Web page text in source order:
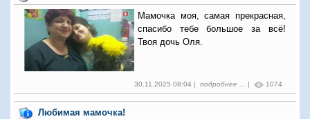
Мамочка моя, самая прекрасная,
спасибо тебе большое за всё!
Твоя дочь Оля.
30.11.2025 08:04 | подробнее ... | 1074
Любимая мамочка!